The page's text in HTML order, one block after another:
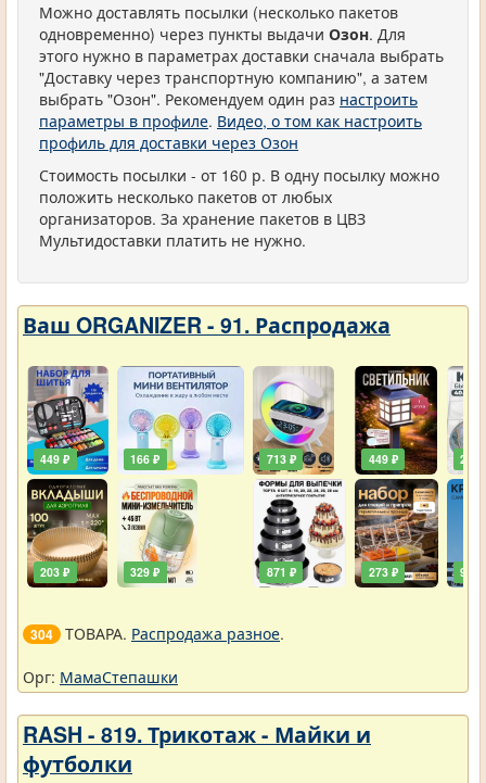
Можно доставлять посылки (несколько пакетов
одновременно) через пункты выдачи Озон. Для
этого нужно в параметрах доставки сначала выбрать
"Доставку через транспортную компанию", а затем
выбрать "Озон". Рекомендуем один раз настроить
параметры в профиле. Видео, о том как настроить
профиль для доставки через Озон
Стоимость посылки - от 160 р. В одну посылку можно
положить несколько пакетов от любых
организаторов. За хранение пакетов в ЦВЗ
Мультидоставки платить не нужно.
Ваш ORGANIZER - 91. Распродажа
449 ₽
203 ₽
166 ₽
329 ₽
713 ₽
871 ₽
449 ₽
273 ₽
203
90 ₽
304 ТОВАРА. Распродажа разное.
Орг: МамаСтепашки
RASH - 819. Трикотаж - Майки и
футболки